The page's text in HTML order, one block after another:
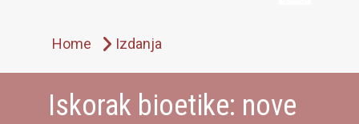
Home Izdanja
Iskorak bioetike: nove